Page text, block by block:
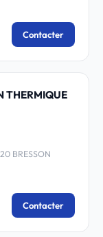
Contacter
THERMIQUE
BRESSON
Contacter